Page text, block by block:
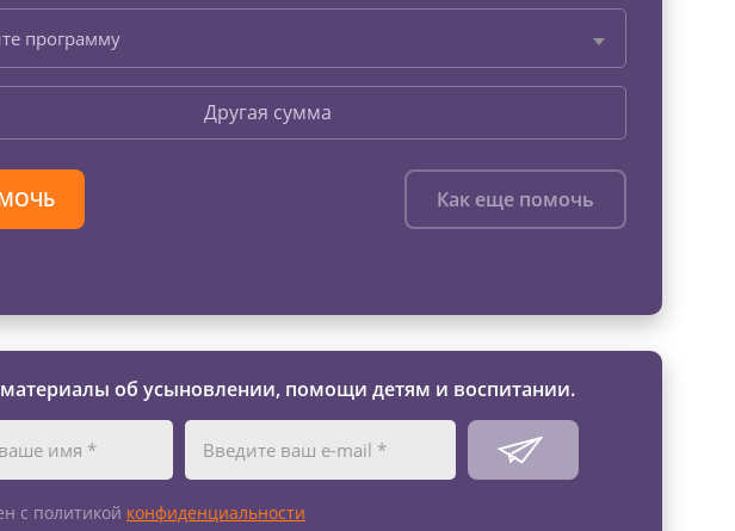
программу
Другая сумма
Как еще помочь
об усыновлении, помощи детям и воспитании.
с политикой конфиденциальности